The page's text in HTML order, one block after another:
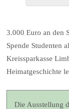
3.000 Euro an den
Spende Studenten
Kreissparkasse
Heimatgeschichte
Die Ausstellung